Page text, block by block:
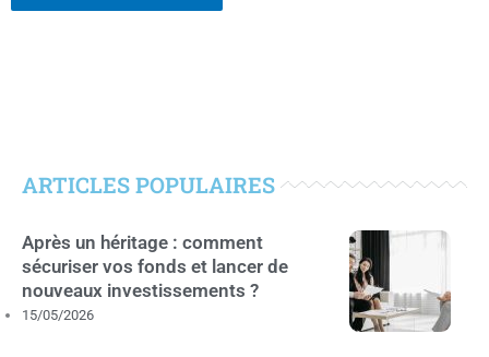
ARTICLES POPULAIRES
Après un héritage : comment
sécuriser vos fonds et lancer de
nouveaux investissements ?
15/05/2026